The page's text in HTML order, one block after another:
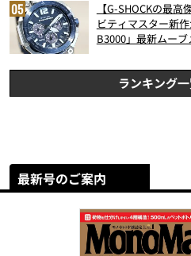
【G-SHOCKの最
ビティマスター新
B3000」最新ムー
ランキング
最新号のご案内